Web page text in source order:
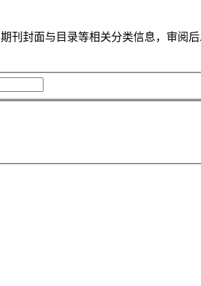
刊封面与目录等相关分类信息，审阅后